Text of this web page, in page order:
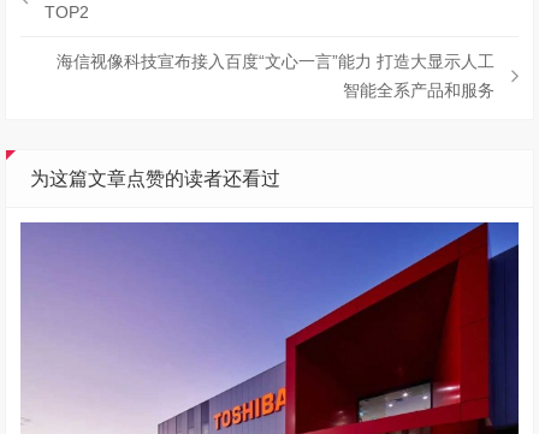
TOP2
海信视像科技宣布接入百度“文心一言”能力 打造大显示人工
智能全系产品和服务
为这篇文章点赞的读者还看过